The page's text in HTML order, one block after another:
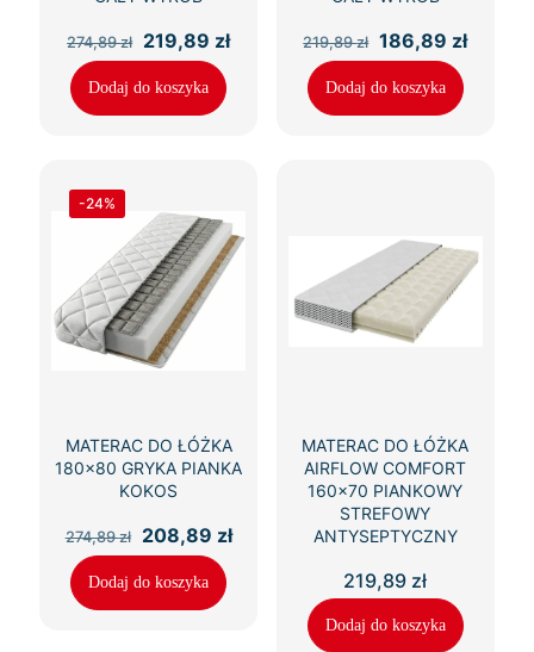
274,89zł
Pierwotna
cena
wynosiła:
274,89 zł.
219,89 złAktualna
219,89 zł.
Dodaj do koszyka
219,89zł Pierwotna
cena
wynosiła:
219,89 zł.
186,89 zł
Dodaj do koszyka
-24%
MATERAC DO ŁÓŻKA
180×80 GRYKA PIANKA
KOKOS
274,89zł
Pierwotna
cena
wynosiła:
274,89 zł.
208,89 złAktualna
Dodaj do koszyka
MATERAC DO ŁÓŻKA
AIRFLOW COMFORT
160×70 PIANKOWY
STREFOWY
ANTYSEPTYCZNY
219,89 zł
Dodaj do koszyka